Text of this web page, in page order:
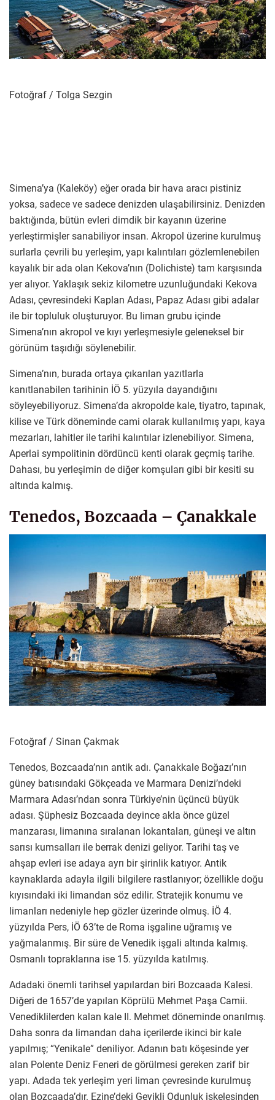
Fotoğraf / Tolga Sezgin
Simena’ya (Kaleköy) eğer orada bir hava aracı pistiniz
yoksa, sadece ve sadece denizden ulaşabilirsiniz. Denizden
baktığında, bütün evleri dimdik bir kayanın üzerine
yerleştirmişler sanabiliyor insan. Akropol üzerine kurulmuş
surlarla çevrili bu yerleşim, yapı kalıntıları gözlemlenebilen
kayalık bir ada olan Kekova’nın (Dolichiste) tam karşısında
yer alıyor. Yaklaşık sekiz kilometre uzunluğundaki Kekova
Adası, çevresindeki Kaplan Adası, Papaz Adası gibi adalar
ile bir topluluk oluşturuyor. Bu liman grubu içinde
Simena’nın akropol ve kıyı yerleşmesiyle geleneksel bir
görünüm taşıdığı söylenebilir.
Simena’nın, burada ortaya çıkarılan yazıtlarla
kanıtlanabilen tarihinin İÖ 5. yüzyıla dayandığını
söyleyebiliyoruz. Simena’da akropolde kale, tiyatro, tapınak,
kilise ve Türk döneminde cami olarak kullanılmış yapı, kaya
mezarları, lahitler ile tarihi kalıntılar izlenebiliyor. Simena,
Aperlai sympolitinin dördüncü kenti olarak geçmiş tarihe.
Dahası, bu yerleşimin de diğer komşuları gibi bir kesiti su
altında kalmış.
Tenedos, Bozcaada – Çanakkale
Fotoğraf / Sinan Çakmak
Tenedos, Bozcaada’nın antik adı. Çanakkale Boğazı’nın
güney batısındaki Gökçeada ve Marmara Denizi’ndeki
Marmara Adası’ndan sonra Türkiye’nin üçüncü büyük
adası. Şüphesiz Bozcaada deyince akla önce güzel
manzarası, limanına sıralanan lokantaları, güneşi ve altın
sarısı kumsalları ile berrak denizi geliyor. Tarihi taş ve
ahşap evleri ise adaya ayrı bir şirinlik katıyor. Antik
kaynaklarda adayla ilgili bilgilere rastlanıyor; özellikle doğu
kıyısındaki iki limandan söz edilir. Stratejik konumu ve
limanları nedeniyle hep gözler üzerinde olmuş. İÖ 4.
yüzyılda Pers, İÖ 63’te de Roma işgaline uğramış ve
yağmalanmış. Bir süre de Venedik işgali altında kalmış.
Osmanlı topraklarına ise 15. yüzyılda katılmış.
Adadaki önemli tarihsel yapılardan biri Bozcaada Kalesi.
Diğeri de 1657’de yapılan Köprülü Mehmet Paşa Camii.
Venediklilerden kalan kale II. Mehmet döneminde onarılmış.
Daha sonra da limandan daha içerilerde ikinci bir kale
yapılmış; “Yenikale” deniliyor. Adanın batı köşesinde yer
alan Polente Deniz Feneri de görülmesi gereken zarif bir
yapı. Adada tek yerleşim yeri liman çevresinde kurulmuş
olan Bozcaada’dır. Ezine’deki Geyikli Odunluk iskelesinden